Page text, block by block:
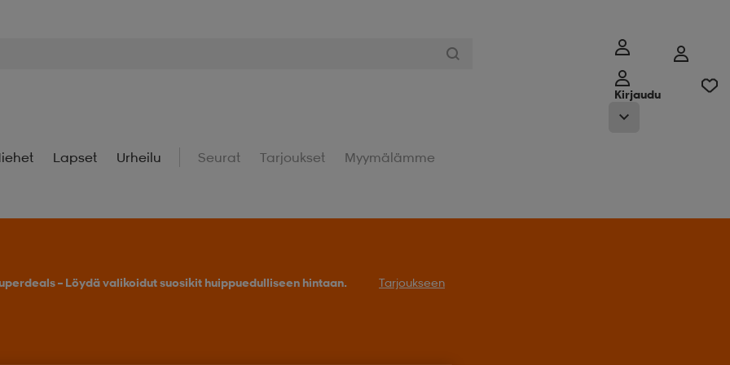
Kirjaudu
Lapset Urheilu Seurat Tarjoukset Myymälämme
– Löydä valikoidut suosikit huippuedulliseen hintaan. Tarjoukseen